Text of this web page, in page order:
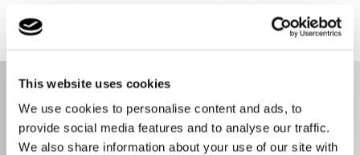
This website uses cookies
We use cookies to personalise content and ads, to
provide social media features and to analyse our traffic.
We also share information about your use of our site with